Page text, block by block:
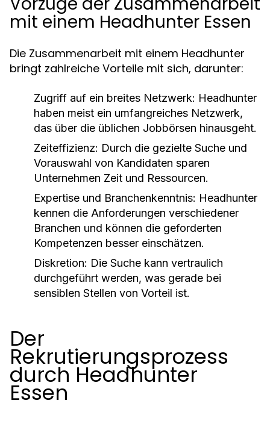
mit einem Headhunter Essen
Die Zusammenarbeit mit einem Headhunter
bringt zahlreiche Vorteile mit sich, darunter:
Zugriff auf ein breites Netzwerk: Headhunter
haben meist ein umfangreiches Netzwerk,
das über die üblichen Jobbörsen hinausgeht.
Zeiteffizienz: Durch die gezielte Suche und
Vorauswahl von Kandidaten sparen
Unternehmen Zeit und Ressourcen.
Expertise und Branchenkenntnis: Headhunter
kennen die Anforderungen verschiedener
Branchen und können die geforderten
Kompetenzen besser einschätzen.
Diskretion: Die Suche kann vertraulich
durchgeführt werden, was gerade bei
sensiblen Stellen von Vorteil ist.
Der
Rekrutierungsprozess
durch Headhunter
Essen